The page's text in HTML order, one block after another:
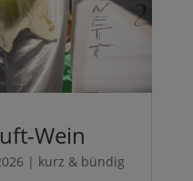
Wein
| kurz & bündig